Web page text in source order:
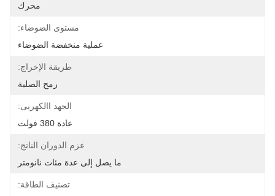
محرك
مستوى الضوضاء:
عملية منخفضة الضوضاء
طريقة الإخراج:
رمح الصلبة
الجهد االكهربى:
عادة 380 فولت
عزم الدوران الناتج:
ما يصل إلى عدة مئات نانومتر
تصنيف الطاقة: